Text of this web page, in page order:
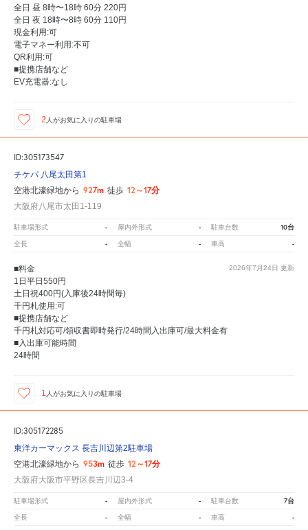
全日 昼 8時〜18時 60分 220円
全日 夜 18時〜8時 60分 110円
現金利用:可
電子マネー利用:不可
QR利用:可
■提携店舗など
EV充電器:なし
2 人がお気に入りの駐車場
ID:305173547
チケパ 八尾太田第1
空港北濠緑地から 927m 徒歩 12～17分
大阪府八尾市太田1-119
駐車場形式 - 屋内外形式 - 駐車台数 10台
全長 - 全幅 - 車高 -
2026年7月24日 更新
■料金
1日平日550円
土日祝400円(入庫後24時間毎)
千円札使用:可
■提携店舗など
千円札対応可/領収書即時発行/24時間入出庫可/最大料金有
■入出庫可能時間
24時間
1 人がお気に入りの駐車場
ID:305172285
東洋カーマックス 長吉川辺第2駐車場
空港北濠緑地から 953m 徒歩 12～17分
大阪府大阪市平野区長吉川辺3-4
駐車場形式 - 屋内外形式 - 駐車台数 7台
全長 - 全幅 - 車高 -